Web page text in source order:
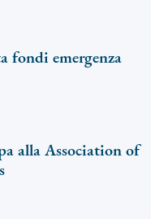
fondi emergenza
alla Association of